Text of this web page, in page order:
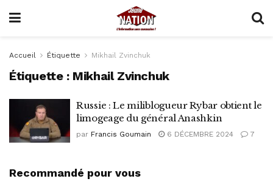
Accueil Étiquette Mikhail Zvinchuk
Étiquette : Mikhail Zvinchuk
Russie : Le miliblogueur Rybar obtient le
limogeage du général Anashkin
par Francis Goumain 6 DÉCEMBRE 2024 7
Recommandé pour vous